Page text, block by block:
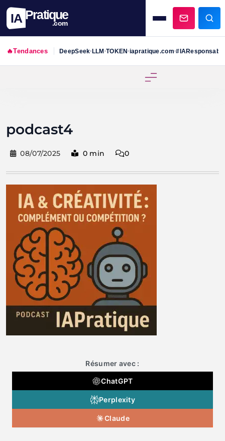
IA Pratique
.com
🔥Tendances DeepSeek•LLM•TOKEN•iapratique.com•#IAResponsable
podcast4
08/07/2025 0 min 0
Résumer avec :
ChatGPT
Perplexity
Claude